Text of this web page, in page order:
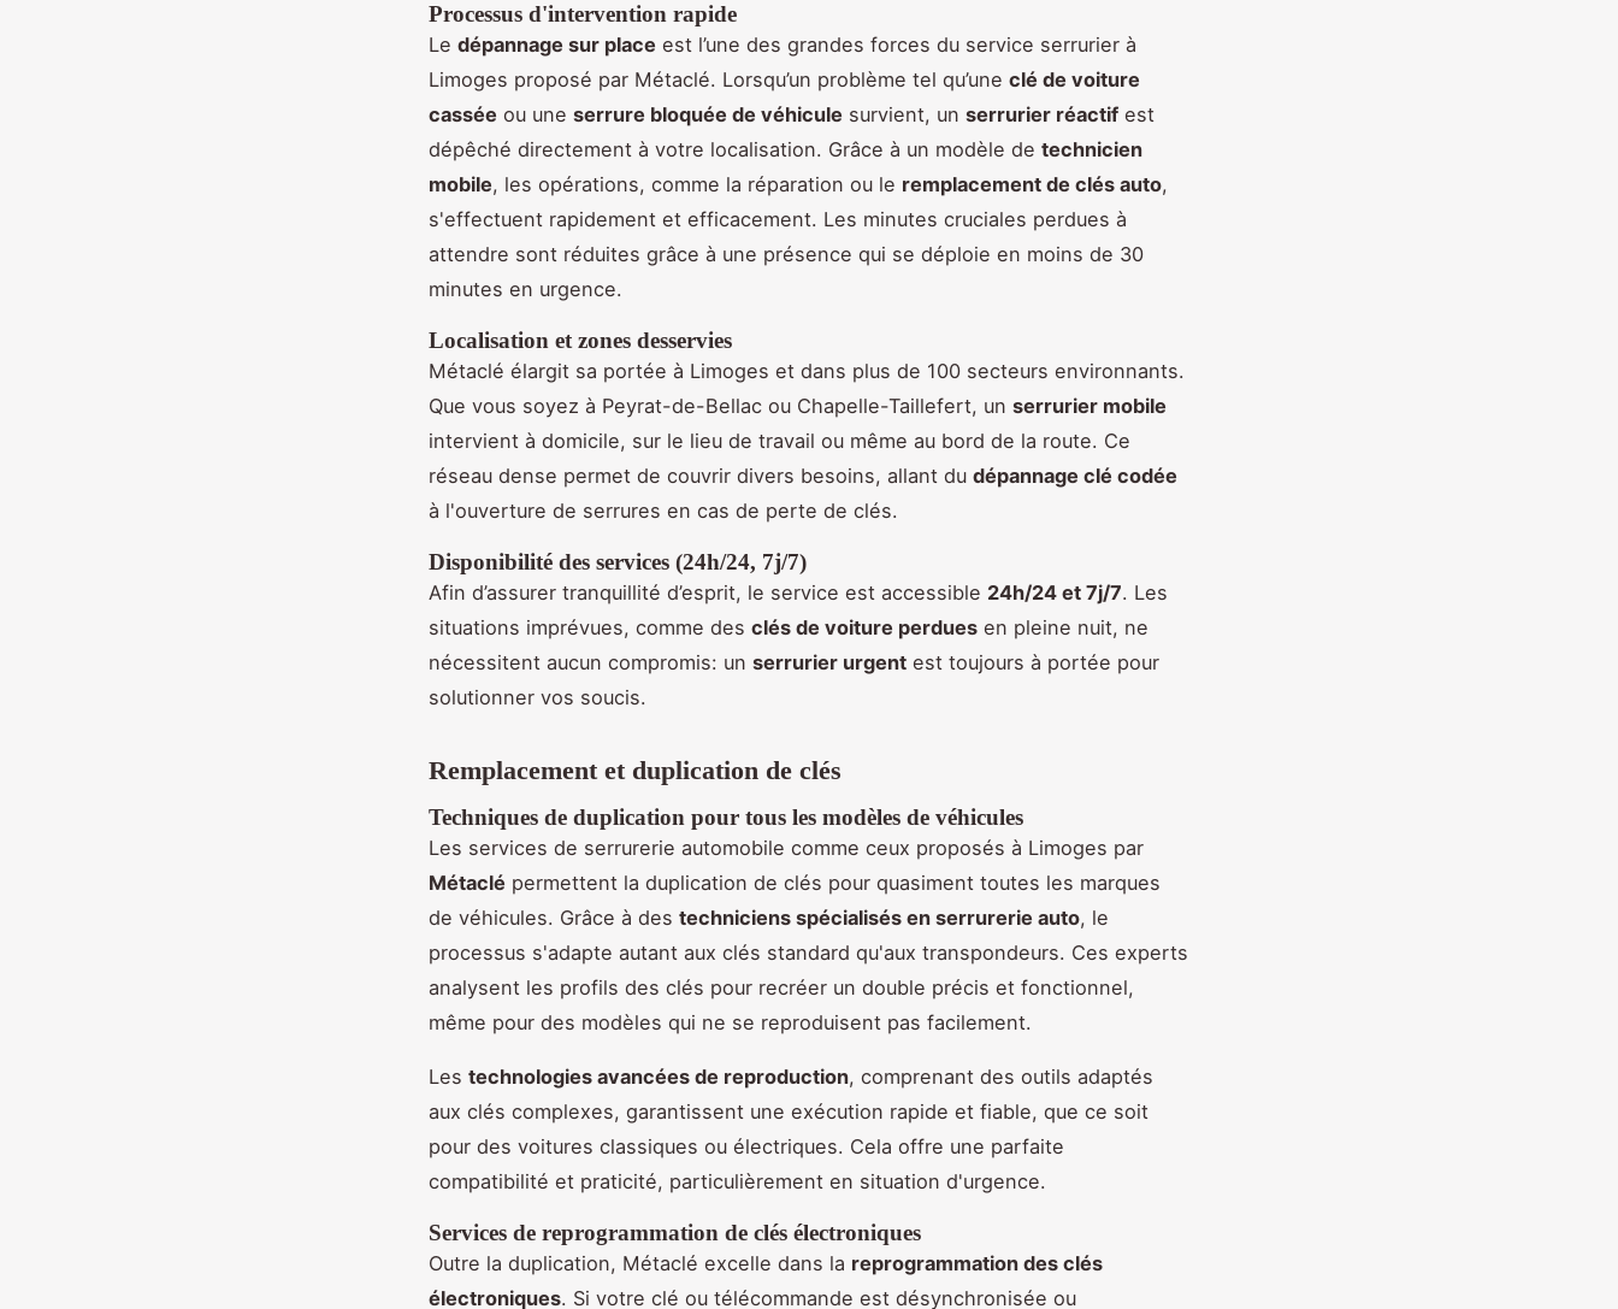
Processus d'intervention rapide
Le dépannage sur place est l’une des grandes forces du service serrurier à
Limoges proposé par Métaclé. Lorsqu’un problème tel qu’une clé de voiture
cassée ou une serrure bloquée de véhicule survient, un serrurier réactif est
dépêché directement à votre localisation. Grâce à un modèle de technicien
mobile, les opérations, comme la réparation ou le remplacement de clés auto,
s'effectuent rapidement et efficacement. Les minutes cruciales perdues à
attendre sont réduites grâce à une présence qui se déploie en moins de 30
minutes en urgence.
Localisation et zones desservies
Métaclé élargit sa portée à Limoges et dans plus de 100 secteurs environnants.
Que vous soyez à Peyrat-de-Bellac ou Chapelle-Taillefert, un serrurier mobile
intervient à domicile, sur le lieu de travail ou même au bord de la route. Ce
réseau dense permet de couvrir divers besoins, allant du dépannage clé codée
à l'ouverture de serrures en cas de perte de clés.
Disponibilité des services (24h/24, 7j/7)
Afin d’assurer tranquillité d’esprit, le service est accessible 24h/24 et 7j/7. Les
situations imprévues, comme des clés de voiture perdues en pleine nuit, ne
nécessitent aucun compromis: un serrurier urgent est toujours à portée pour
solutionner vos soucis.
Remplacement et duplication de clés
Techniques de duplication pour tous les modèles de véhicules
Les services de serrurerie automobile comme ceux proposés à Limoges par
Métaclé permettent la duplication de clés pour quasiment toutes les marques
de véhicules. Grâce à des techniciens spécialisés en serrurerie auto, le
processus s'adapte autant aux clés standard qu'aux transpondeurs. Ces experts
analysent les profils des clés pour recréer un double précis et fonctionnel,
même pour des modèles qui ne se reproduisent pas facilement.
Les technologies avancées de reproduction, comprenant des outils adaptés
aux clés complexes, garantissent une exécution rapide et fiable, que ce soit
pour des voitures classiques ou électriques. Cela offre une parfaite
compatibilité et praticité, particulièrement en situation d'urgence.
Services de reprogrammation de clés électroniques
Outre la duplication, Métaclé excelle dans la reprogrammation des clés
électroniques. Si votre clé ou télécommande est désynchronisée ou